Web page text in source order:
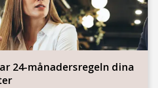
24-månadersregeln dina